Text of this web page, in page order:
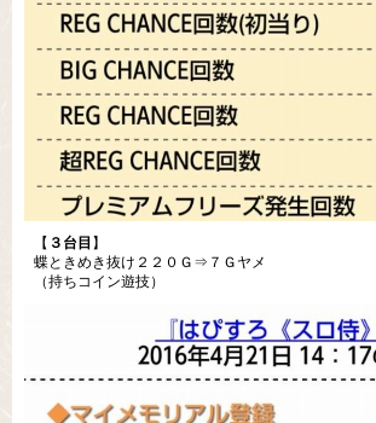
【 ３台目 】
蝶ときめき抜け２２０Ｇ⇒７Ｇヤメ
（持ちコイン遊技）